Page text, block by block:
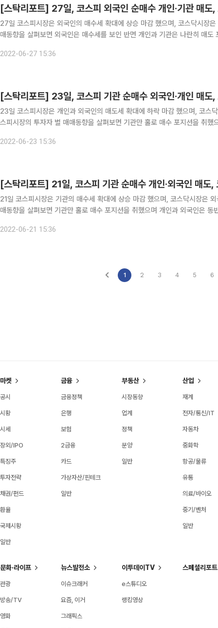
[스탁리포트] 27일, 코스피 외국인 순매수 개인·기관 매도
27일 코스피시장은 외국인의 매수세 확대에 상승 마감 했으며, 코스닥시장은 개인의 매수세에
매동향을 살펴보면 외국인은 매수세를 보인 반면 개인과 기관은 나란히 매도 포지션을 취했다. 외국인은 2674
2022-06-27 15:36
[스탁리포트] 23일, 코스피 기관 순매수 외국인·개인 매도
23일 코스피시장은 개인과 외국인의 매도세 확대에 하락 마감 했으며, 코스
스피시장의 투자자 별 매매동향을 살펴보면 기관만 홀로 매수 포지션을 취
2022-06-23 15:36
[스탁리포트] 21일, 코스피 기관 순매수 개인·외국인 매도,
21일 코스피시장은 기관의 매수세 확대에 상승 마감 했으며, 코스닥시장은 외국인의 매수세에
매동향을 살펴보면 기관만 홀로 매수 포지션을 취했으며 개인과 외국인은 동반
2022-06-21 15:36
1 2 3 4 5 6
마켓
공시
시황
시세
장외/IPO
특징주
투자전략
채권/펀드
환율
국제시황
일반
금융
금융정책
은행
보험
2금융
카드
가상자산/핀테크
일반
부동산
시장동향
업계
정책
분양
일반
산업
재계
전자/통신/IT
자동차
중화학
항공/물류
유통
의료/바이오
중기/벤처
일반
문화·라이프
관광
방송/TV
영화
뉴스발전소
이슈크래커
요즘, 이거
그래픽스
이투데이TV
e스튜디오
랭킹영상
스페셜리포트